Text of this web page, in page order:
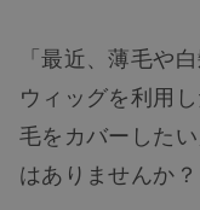
「最近、薄毛や
ウィッグを利用
毛をカバーした
はありませんか？